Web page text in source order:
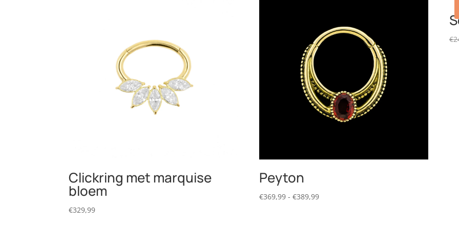
Clickring met marquise
bloem
€329,99
Peyton
€369,99 - €389,99Prijsklasse:
€